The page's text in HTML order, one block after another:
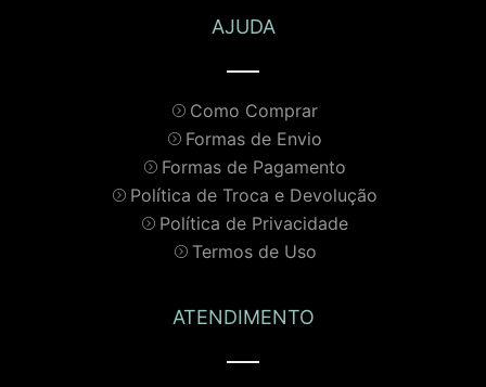
AJUDA
Como Comprar
Formas de Envio
Formas de Pagamento
Política de Troca e Devolução
Política de Privacidade
Termos de Uso
ATENDIMENTO